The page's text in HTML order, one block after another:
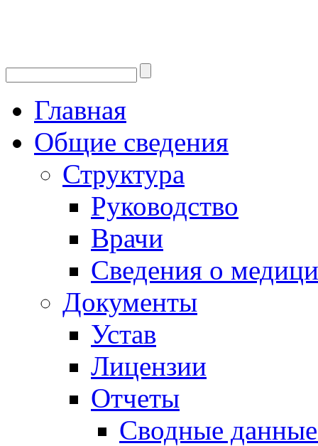
Главная
Общие сведения
Структура
Руководство
Врачи
Сведения о
Документы
Устав
Лицензии
Отчеты
Сводные данные